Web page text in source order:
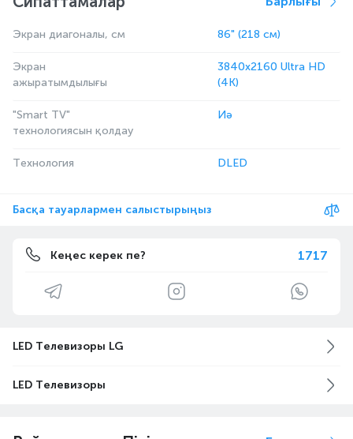
Экран диагоналы, см 86" (218 см)
Экран
ажыратымдылығы
3840x2160 Ultra HD
(4K)
"Smart TV"
технологиясын қолдау
Иә
Технология DLED
Басқа тауарлармен салыстырыңыз
Кеңес керек пе? 1717
LED Телевизоры LG
LED Телевизоры